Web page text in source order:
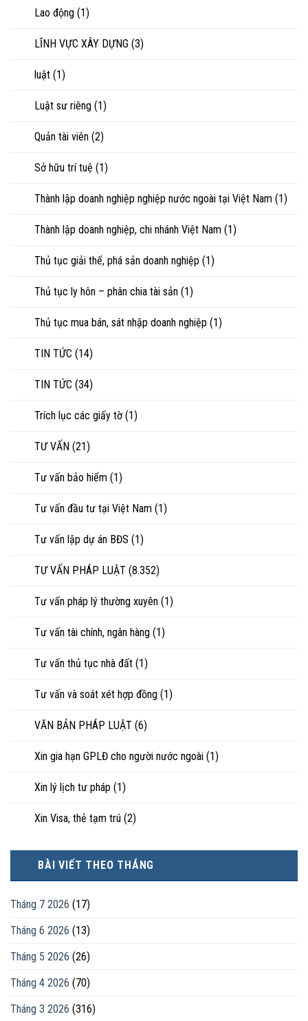
Lao động (1)
LĨNH VỰC XÂY DỰNG (3)
luật (1)
Luật sư riêng (1)
Quản tài viên (2)
Sở hữu trí tuệ (1)
Thành lập doanh nghiệp nghiệp nước ngoài tại Việt Nam (1)
Thành lập doanh nghiệp, chi nhánh Việt Nam (1)
Thủ tục giải thể, phá sản doanh nghiệp (1)
Thủ tục ly hôn – phân chia tài sản (1)
Thủ tục mua bán, sát nhập doanh nghiệp (1)
TIN TỨC (14)
TIN TỨC (34)
Trích lục các giấy tờ (1)
TƯ VẤN (21)
Tư vấn bảo hiểm (1)
Tư vấn đầu tư tại Việt Nam (1)
Tư vấn lập dự án BĐS (1)
TƯ VẤN PHÁP LUẬT (8.352)
Tư vấn pháp lý thường xuyên (1)
Tư vấn tài chính, ngân hàng (1)
Tư vấn thủ tục nhà đất (1)
Tư vấn và soát xét hợp đồng (1)
VĂN BẢN PHÁP LUẬT (6)
Xin gia hạn GPLĐ cho người nước ngoài (1)
Xin lý lịch tư pháp (1)
Xin Visa, thẻ tạm trú (2)
BÀI VIẾT THEO THÁNG
Tháng 7 2026 (17)
Tháng 6 2026 (13)
Tháng 5 2026 (26)
Tháng 4 2026 (70)
Tháng 3 2026 (316)